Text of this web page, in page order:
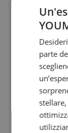
parte